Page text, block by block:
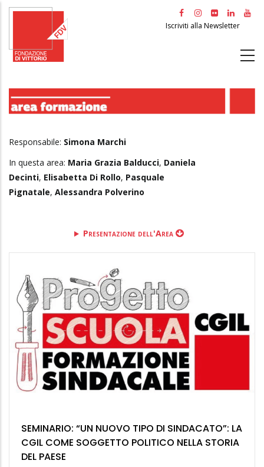
Salta
principale
Iscriviti alla Newsletter
Responsabile: Simona Marchi
In questa area: Maria Grazia Balducci, Daniela
Decinti, Elisabetta Di Rollo, Pasquale
Pignatale, Alessandra Polverino
Presentazione dell'Area
SEMINARIO: “UN NUOVO TIPO DI SINDACATO”: LA
CGIL COME SOGGETTO POLITICO NELLA STORIA
DEL PAESE